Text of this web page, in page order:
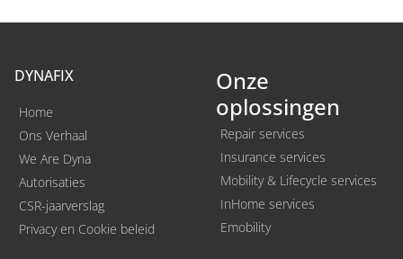
DYNAFIX
Home
Ons Verhaal
We Are Dyna
Autorisaties
CSR-jaarverslag
Privacy en Cookie beleid
Onze
oplossingen
Repair services
Insurance services
Mobility & Lifecycle services
InHome services
Emobility